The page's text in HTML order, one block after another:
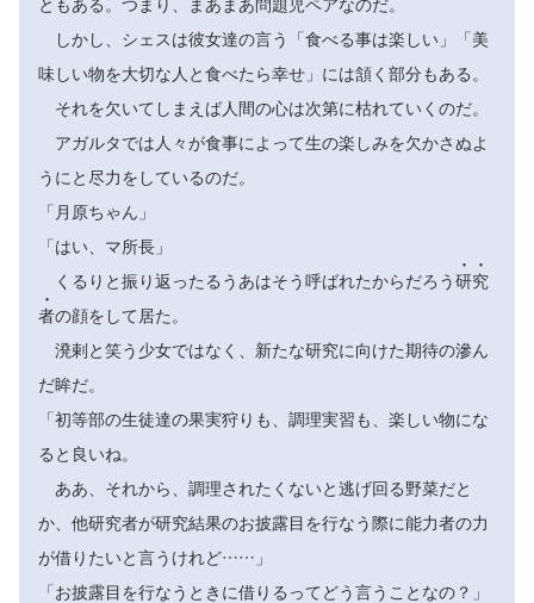
ともある。つまり、まあまあ問題児ペアなのだ。
しかし、シェスは彼女達の言う「食べる事は楽しい」「美
味しい物を大切な人と食べたら幸せ」には頷く部分もある。
それを欠いてしまえば人間の心は次第に枯れていくのだ。
アガルタでは人々が食事によって生の楽しみを欠かさぬよ
うにと尽力をしているのだ。
「月原ちゃん」
「はい、マ所長」
くるりと振り返ったるうあはそう呼ばれたからだろう研

究

者

の顔をして居た。
溌剌と笑う少女ではなく、新たな研究に向けた期待の滲ん
だ眸だ。
「初等部の生徒達の果実狩りも、調理実習も、楽しい物にな
ると良いね。
ああ、それから、調理されたくないと逃げ回る野菜だと
か、他研究者が研究結果のお披露目を行なう際に能力者の力
が借りたいと言うけれど……」
「お披露目を行なうときに借りるってどう言うことなの？」